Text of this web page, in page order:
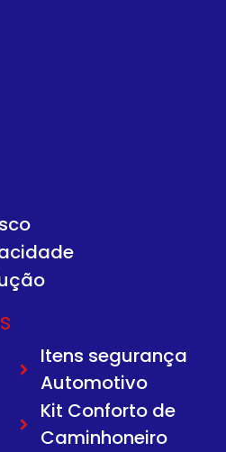
Itens segurança
Automotivo
Kit Conforto de
Caminhoneiro